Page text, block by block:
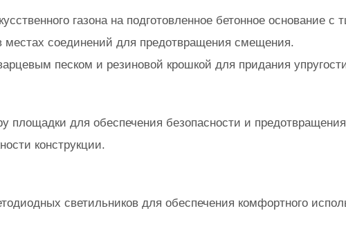
газона на подготовленное бетонное основание с
местах соединений для предотвращения смещения.
песком и резиновой крошкой для придания
площадки для обеспечения безопасности и
конструкции.
светильников для обеспечения комфортного